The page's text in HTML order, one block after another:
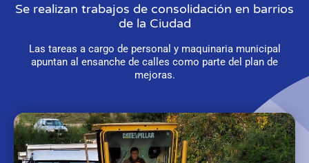
Se realizan trabajos de consolidación en barrios
de la Ciudad
Las tareas a cargo de personal y maquinaria municipal
apuntan al ensanche de calles como parte del plan de
mejoras.